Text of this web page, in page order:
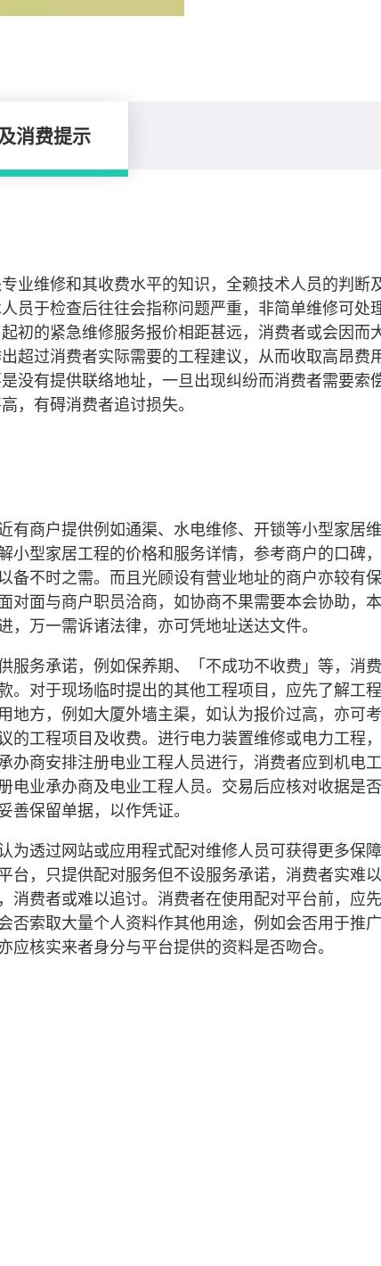
消费提示
业维修和其收费水平的知识，全赖技术人员的判断
员于检查后往往会指称问题严重，非简单维修可处
初的紧急维修服务报价相距甚远，消费者或会因而
超过消费者实际需要的工程建议，从而收取高昂费
没有提供联络地址，一旦出现纠纷而消费者需要索
，有碍消费者追讨损失。
有商户提供例如通渠、水电维修、开锁等小型家居
小型家居工程的价格和服务详情，参考商户的口碑
备不时之需。而且光顾设有营业地址的商户亦较有
对面与商户职员洽商，如协商不果需要本会协助，
，万一需诉诸法律，亦可凭地址送达文件。
服务承诺，例如保养期、「不成功不收费」等，消
。对于现场临时提出的其他工程项目，应先了解工
地方，例如大厦外墙主渠，如认为报价过高，亦可
的工程项目及收费。进行电力装置维修或电力工程
办商安排注册电业工程人员进行，消费者应到机电
电业承办商及电业工程人员。交易后应核对收据是
善保留单据，以作凭证。
为透过网站或应用程式配对维修人员可获得更多保
台，只提供配对服务但不设服务承诺，消费者实难
消费者或难以追讨。消费者在使用配对平台前，应
否索取大量个人资料作其他用途，例如会否用于推
应核实来者身分与平台提供的资料是否吻合。